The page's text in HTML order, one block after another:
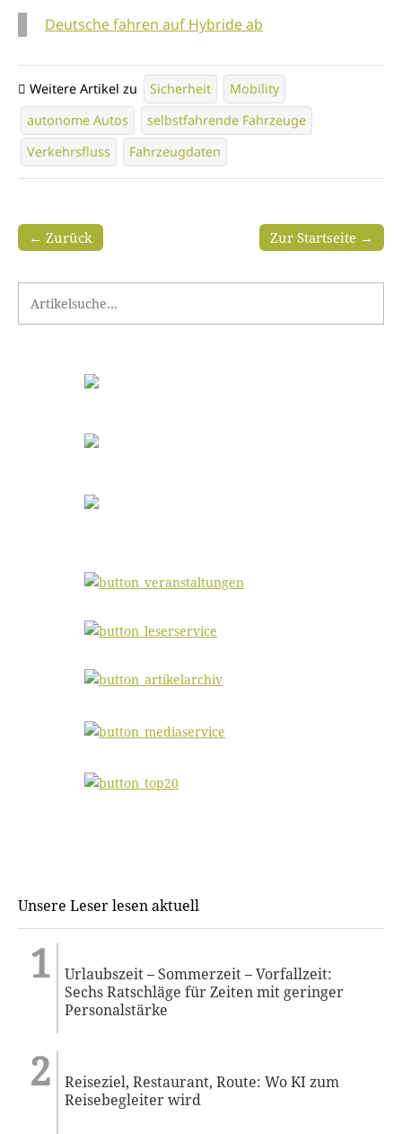
Deutsche fahren auf Hybride ab
Weitere Artikel zu Sicherheit
Mobility
autonome Autos
selbstfahrende Fahrzeuge
Verkehrsfluss
Fahrzeugdaten
Zur Startseite →
← Zurück
Unsere Leser lesen aktuell
Urlaubszeit – Sommerzeit – Vorfallzeit:
Sechs Ratschläge für Zeiten mit geringer
Personalstärke
Reiseziel, Restaurant, Route: Wo KI zum
Reisebegleiter wird